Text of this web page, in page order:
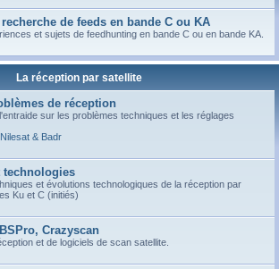
r
r
de feeds en bande C ou KA
et sujets de feedhunting en bande C ou en bande KA.
La réception par satellite
de réception
sur les problèmes techniques et les réglages
Nilesat & Badr
technologies
et évolutions technologiques de la réception par
Ku et C (initiés)
Crazyscan
et de logiciels de scan satellite.